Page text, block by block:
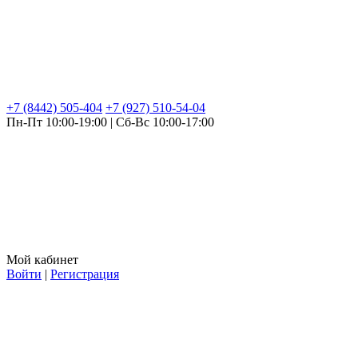
+7 (8442) 505-404 +7 (927) 510-54-04
Пн-Пт 10:00-19:00 | Сб-Вс 10:00-17:00
Мой кабинет
Войти | Регистрация